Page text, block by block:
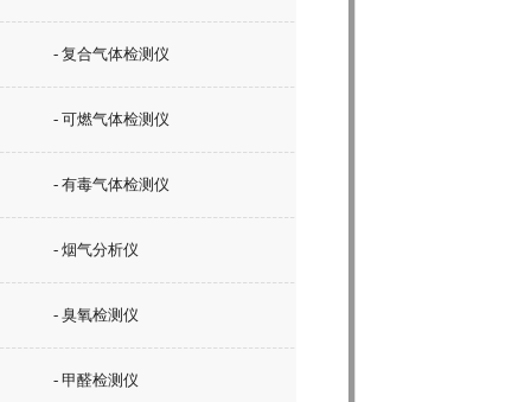
- 复合气体检测仪
- 可燃气体检测仪
- 有毒气体检测仪
- 烟气分析仪
- 臭氧检测仪
- 甲醛检测仪